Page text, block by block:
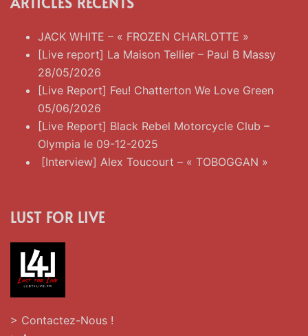
JACK WHITE – « FROZEN CHARLOTTE »
[Live report] La Maison Tellier – Paul B Massy
28/05/2026
[Live Report] Feu! Chatterton We Love Green
05/06/2026
[Live Report] Black Rebel Motorcycle Club –
Olympia le 09-12-2025
[Interview] Alex Toucourt – « TOBOGGAN »
LUST FOR LIVE
> Contactez-Nous !